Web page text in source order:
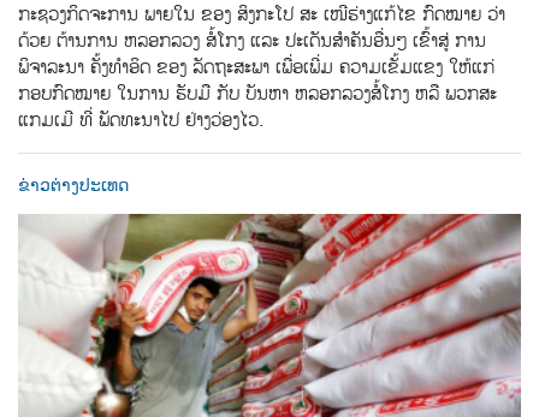
ກະຊວງກິດຈະການ ພາຍໃນ ຂອງ ສິງກະໂປ ສະ ເໜີຮ່າງແກ້ໄຂ ກົດໝາຍ ວ່າ
ດ້ວຍ ຕ້ານການ ຫລອກລວງ ສໍ້ໂກງ ແລະ ປະເດັນສຳຄັນອື່ນໆ ເຂົ້າສູ່ ການ
ພິຈາລະນາ ຄັ້ງທຳອິດ ຂອງ ລັດຖະສະພາ ເພື່ອເພີ່ມ ຄວາມເຂັ້ມແຂງ ໃຫ້ແກ່
ກອບກົດໝາຍ ໃນການ ຮັບມື ກັບ ບັນຫາ ຫລອກລວງສໍ້ໂກງ ຫລື ພວກສະ
ແກມເມີ ທີ່ ພັດທະນາໄປ ຢ່າງວ່ອງໄວ.
ຂ່າວຕ່າງປະເທດ